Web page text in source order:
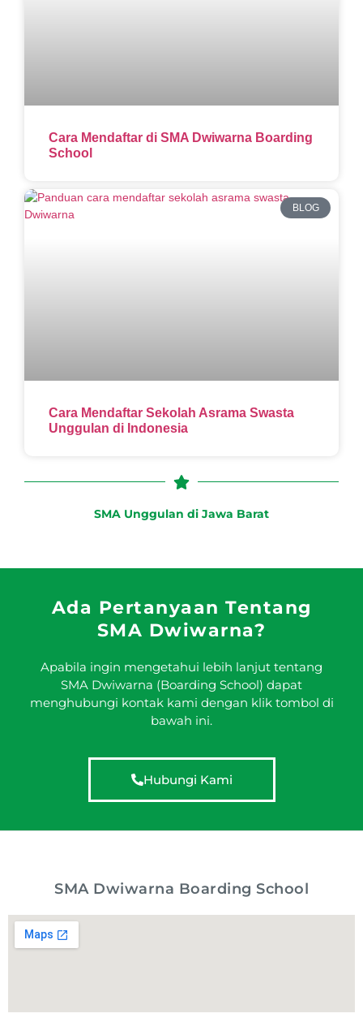
Cara Mendaftar di SMA Dwiwarna Boarding
School
BLOG
Cara Mendaftar Sekolah Asrama Swasta
Unggulan di Indonesia
SMA Unggulan di Jawa Barat
Ada Pertanyaan Tentang
SMA Dwiwarna?
Apabila ingin mengetahui lebih lanjut tentang
SMA Dwiwarna (Boarding School) dapat
menghubungi kontak kami dengan klik tombol di
bawah ini.
Hubungi Kami
SMA Dwiwarna Boarding School